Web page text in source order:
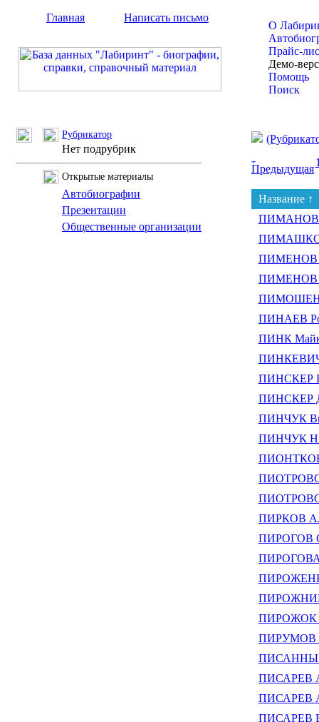
Главная Написать письмо
О
Прайс-
Демо-
Помощь
Поиск
Рубрикатор
Нет подрубрик
Открытые материалы
Автобиографии
Презентации
Общественные организации
Предыдущая
Название ↑
ПИМАНОВ
ПИМАШКОВ
ПИМЕНОВ
ПИМЕНОВ
ПИНАЕВ
ПИНК
ПИНКЕВИЧ
ПИНСКЕР
ПИНСКЕР
ПИНЧУК
ПИНЧУК
ПИРКОВ
ПИРОГОВ
ПИРОГОВА
ПИРОЖОК
ПИРУМОВ
ПИСАННЫЙ
ПИСАРЕВ
ПИСАРЕВ
ПИСАРЕВ